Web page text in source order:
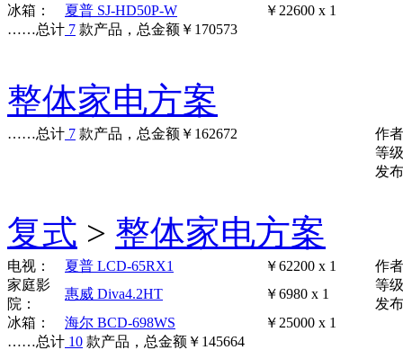
冰箱：
夏普 SJ-HD50P-W
￥22600 x 1
……总计 7 款产品，总金额 ￥ 170573
整体家电方案
……总计 7 款产品，总金额 ￥ 162672
作
等
发
复式 > 整体家电方案
电视： 夏普 LCD-65RX1
￥62200 x 1
家庭影
院：
惠威 Diva4.2HT
￥6980 x 1
冰箱：
海尔 BCD-698WS
￥25000 x 1
……总计 10 款产品，总金额 ￥ 145664
作
等
发